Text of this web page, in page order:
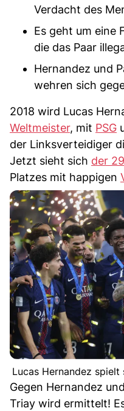
Verdacht des
Es geht um eine
die das Paar
Hernandez und
wehren sich
2018 wird Lucas
Weltmeister, mit PSG
der Linksverteidiger
Jetzt sieht sich der
Platzes mit happigen
Lucas Hernandez
Gegen Hernandez
Triay wird ermittelt!